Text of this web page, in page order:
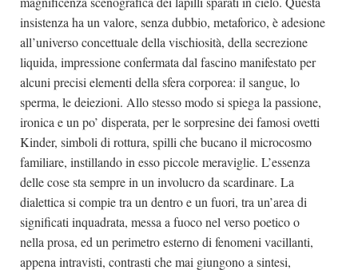
insistenza ha un valore, senza dubbio, metaforico, è adesione
all’universo concettuale della vischiosità, della secrezione
liquida, impressione confermata dal fascino manifestato per
alcuni precisi elementi della sfera corporea: il sangue, lo
sperma, le deiezioni. Allo stesso modo si spiega la passione,
ironica e un po’ disperata, per le sorpresine dei famosi ovetti
Kinder, simboli di rottura, spilli che bucano il microcosmo
familiare, instillando in esso piccole meraviglie. L’essenza
delle cose sta sempre in un involucro da scardinare. La
dialettica si compie tra un dentro e un fuori, tra un’area di
significati inquadrata, messa a fuoco nel verso poetico o
nella prosa, ed un perimetro esterno di fenomeni vacillanti,
appena intravisti, contrasti che mai giungono a sintesi,